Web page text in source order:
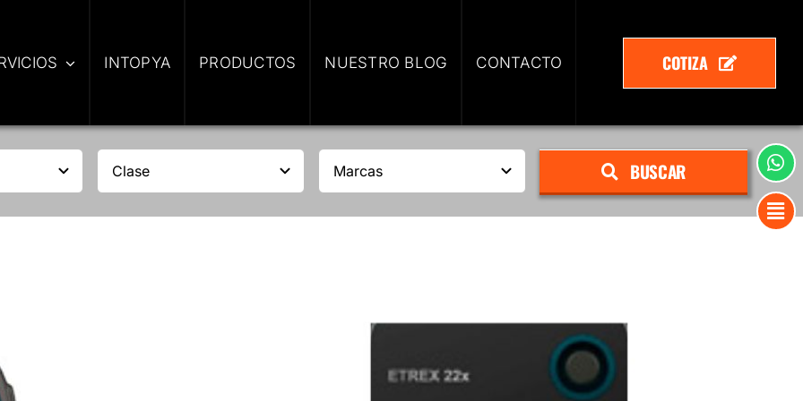
INTOPYA PRODUCTOS NUESTRO BLOG CONTACTO COTIZA
BUSCAR